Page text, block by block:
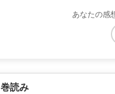
あなたの感
巻読み